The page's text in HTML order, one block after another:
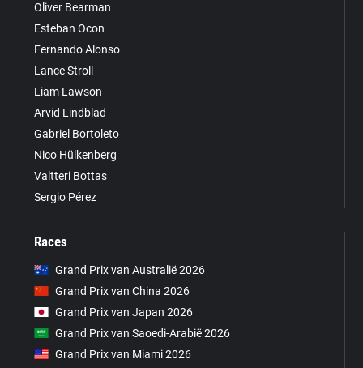
Oliver Bearman
Esteban Ocon
Fernando Alonso
Lance Stroll
Liam Lawson
Arvid Lindblad
Gabriel Bortoleto
Nico Hülkenberg
Valtteri Bottas
Sergio Pérez
Races
Grand Prix van Australië 2026
Grand Prix van China 2026
Grand Prix van Japan 2026
Grand Prix van Saoedi-Arabië 2026
Grand Prix van Miami 2026